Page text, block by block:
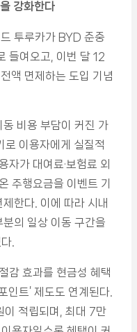
강화한다
투루카가 BYD 준중
들여오고, 이번 달 12
액 면제하는 도입 기념
비용 부담이 커진 가
로 이용자에게 실질적
자가 대여료·보험료 외
주행요금을 이벤트 기
한다. 이에 따라 시내
의 일상 이동 구간을
.
감 효과를 현금성 혜택
인트’ 제도도 연계된다.
적립되며, 최대 7만